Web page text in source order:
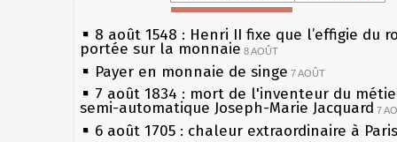
8 août 1548 : Henri II fixe que l’effigie du
portée sur la monnaie 8 AOÛT
Payer en monnaie de singe 7 AOÛT
7 août 1834 : mort de l'inventeur du
semi-automatique Joseph-Marie Jacquard 7
6 août 1705 : chaleur extraordinaire à Paris